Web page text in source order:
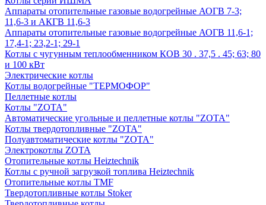
Аппараты отопительные газовые водогрейные АОГВ 7-3;
11,6-3 и АКГВ 11,6-3
Аппараты отопительные газовые водогрейные АОГВ 11,6-1;
17,4-1; 23,2-1; 29-1
Котлы с чугунным теплообменником КОВ 30 . 37,5 . 45; 63; 80
и 100 кВт
Электрические котлы
Котлы водогрейные "ТЕРМОФОР"
Пеллетные котлы
Котлы "ZOTA"
Автоматические угольные и пеллетные котлы "ZOTA"
Котлы твердотопливные "ZOTA"
Полуавтоматические котлы "ZOTA"
Электрокотлы ZOTA
Отопительные котлы Heiztechnik
Котлы с ручной загрузкой топлива Heiztechnik
Отопительные котлы TMF
Твердотопливные котлы Stoker